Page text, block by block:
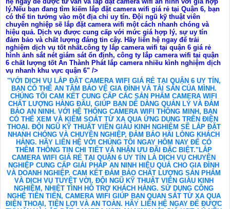
lý.Nếu bạn đang tìm kiếm lắp đặt camera wifi giá rẻ tại Quận 6, bạn
có thể tin tưởng vào một địa chỉ uy tín. Đội ngũ kỹ thuật viên
chuyên nghiệp sẽ lắp đặt camera wifi một cách nhanh chóng và
hiệu quả. Dịch vụ được cung cấp với mức giá hợp lý, sự uy tín
đảm bảo và chất lượng đáng tin cậy. Hãy liên hệ ngay để trải
nghiệm dịch vụ tốt nhất.công ty lắp camera wifi tại quận 6 giá rẻ
hình ảnh sắt nét giám sát ổn định, công ty lắp camera wifi tại quận
6 chất lượng tốt An Thành Phát lắp camera nhiều kình nghiệm dịch
vụ nhanh khu vực quận 6" />
"VỚI DỊCH VỤ LẮP ĐẶT CAMERA WIFI GIÁ RẺ TẠI QUẬN 6 UY TÍN,
BẠN CÓ THỂ AN TÂM BẢO VỆ GIA ĐÌNH VÀ TÀI SẢN CỦA MÌNH.
CHÚNG TÔI CAM KẾT CUNG CẤP CÁC SẢN PHẨM CAMERA WIFI
CHẤT LƯỢNG HÀNG ĐẦU, GIÚP BẠN DỄ DÀNG QUẢN LÝ VÀ ĐẢM
BẢO AN NINH. VỚI HỆ THỐNG CAMERA WIFI THÔNG MINH, BẠN
CÓ THỂ XEM VÀ KIỂM SOÁT TỪ XA QUA ỨNG DỤNG TRÊN ĐIỆN
THOẠI. ĐỘI NGŨ KỸ THUẬT VIÊN GIÀU KINH NGHIỆM SẼ LẮP ĐẶT
NHANH CHÓNG VÀ CHUYÊN NGHIỆP, ĐẢM BẢO HÀI LÒNG KHÁCH
HÀNG. HÃY LIÊN HỆ VỚI CHÚNG TÔI NGAY HÔM NAY ĐỂ CÓ
THÊM THÔNG TIN CHI TIẾT VÀ NHẬN ƯU ĐÃI ĐẶC BIỆT."LẮP
CAMERA WIFI GIÁ RẺ TẠI QUẬN 6 UY TÍN LÀ DỊCH VỤ CHUYÊN
NGHIỆP CUNG CẤP GIẢI PHÁP AN NINH HIỆU QUẢ CHO GIA ĐÌNH
VÀ DOANH NGHIỆP. CAM KẾT ĐẢM BẢO CHẤT LƯỢNG SẢN PHẨM
VÀ DỊCH VỤ TUYỆT VỜI. ĐỘI NGŨ KỸ THUẬT VIÊN GIÀU KINH
NGHIỆM, NHIỆT TÌNH HỖ TRỢ KHÁCH HÀNG. SỬ DỤNG CÔNG
NGHỆ TIÊN TIẾN, CAMERA WIFI GIÚP BẠN QUAN SÁT TỪ XA QUA
ĐIỆN THOẠI, TIỆN LỢI VÀ AN TOÀN. HÃY LIÊN HỆ NGAY ĐỂ ĐƯỢC